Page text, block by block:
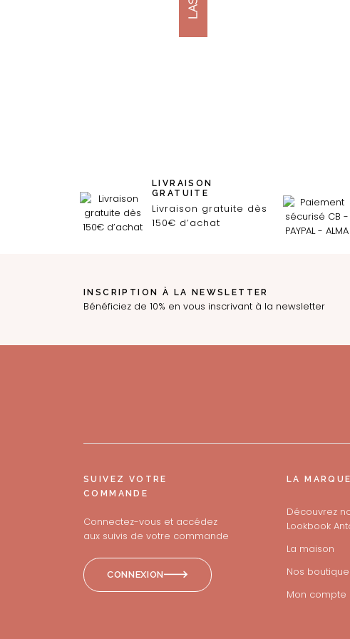
LIVRAISON
GRATUITE
Livraison gratuite dès
150€ d’achat
INSCRIPTION À LA NEWSLETTER
Bénéficiez de 10% en vous inscrivant à la newsletter
SUIVEZ VOTRE
COMMANDE
Connectez-vous et accédez
aux suivis de votre commande
CONNEXION
LA MARQUE
Découvrez
Lookbook
La maison
Nos
Mon compte